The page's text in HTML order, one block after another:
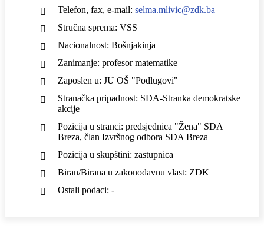
Telefon, fax, e-mail: selma.mlivic@zdk.ba
Stručna sprema: VSS
Nacionalnost: Bošnjakinja
Zanimanje: profesor matematike
Zaposlen u: JU OŠ "Podlugovi"
Stranačka pripadnost: SDA-Stranka demokratske
akcije
Pozicija u stranci: predsjednica "Žena" SDA
Breza, član Izvršnog odbora SDA Breza
Pozicija u skupštini: zastupnica
Biran/Birana u zakonodavnu vlast: ZDK
Ostali podaci: -